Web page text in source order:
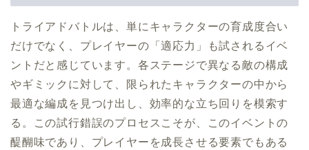
トライアドバトルは、単にキャラクターの育成度合い
だけでなく、プレイヤーの「適応力」も試されるイベ
ントだと感じています。各ステージで異なる敵の構成
やギミックに対して、限られたキャラクターの中から
最適な編成を見つけ出し、効率的な立ち回りを模索す
る。この試行錯誤のプロセスこそが、このイベントの
醍醐味であり、プレイヤーを成長させる要素でもある